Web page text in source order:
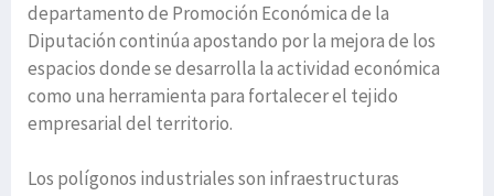
departamento de Promoción Económica de la
Diputación continúa apostando por la mejora de los
espacios donde se desarrolla la actividad económica
como una herramienta para fortalecer el tejido
empresarial del territorio.
Los polígonos industriales son infraestructuras